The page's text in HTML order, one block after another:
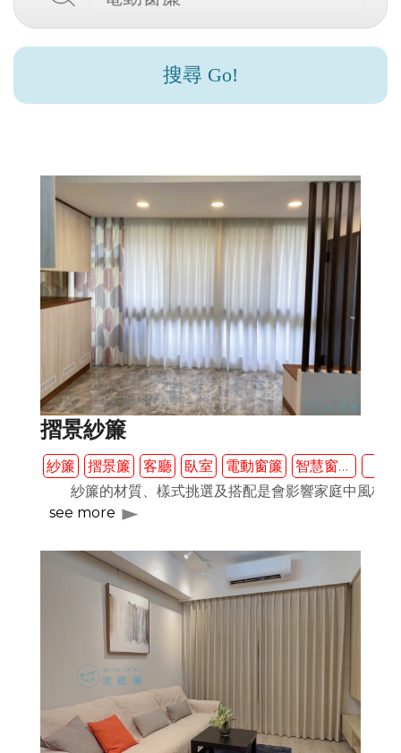
搜尋 Go!
摺景紗簾
紗簾 摺景簾 客廳 臥室 電動窗簾 智慧窗簾
紗簾的材質、樣式挑選及搭配是會影響家庭中風格的
see more